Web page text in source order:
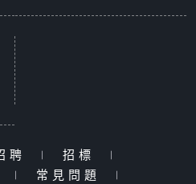
聘 | 招標
|
| 常見問題 |